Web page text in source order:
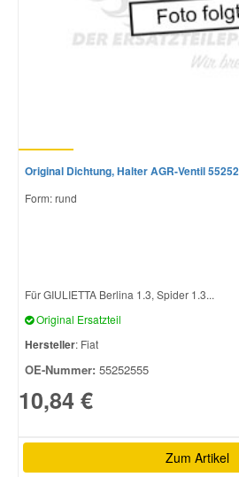
Original Dichtung, Halter AGR-Ventil
Form: rund
Für GIULIETTA Berlina 1.3, Spider 1.3...
Original Ersatzteil
Hersteller: Fiat
OE-Nummer: 55252555
10,84 €
Zum Artikel